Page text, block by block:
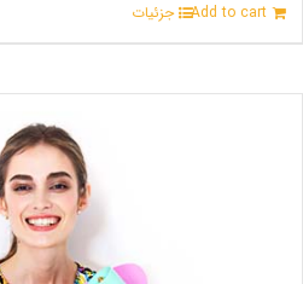
Add to cart جزئیات